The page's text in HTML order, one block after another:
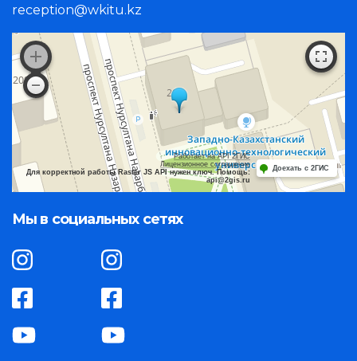
reception@wkitu.kz
Работает на API 2ГИС
Лицензионное соглашение
Для корректной работы Raster JS API нужен ключ. Помощь:
api@2gis.ru
Доехать с 2ГИС
Мы в социальных сетях